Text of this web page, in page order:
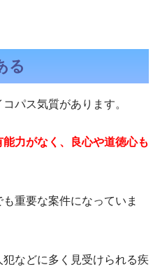
る
パス気質があります。
力がなく、良心や道徳心も
重要な案件になっていま
などに多く見受けられる疾